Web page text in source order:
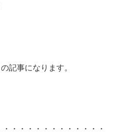
記事になります。
・・・・・・・・・・・・・